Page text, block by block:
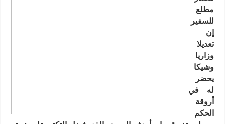
مطلع
للسفير
إن
تعديلا
وزاريا
وشيكا
يحضر
له في
أروقة
الحكم